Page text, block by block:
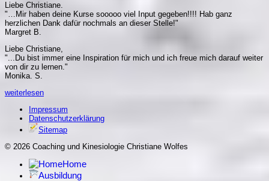
Liebe Christiane.
"…Mir haben deine Kurse sooooo viel Input gegeben!!!! Hab ganz
herzlichen Dank dafür nochmals an dieser Stelle!"
Margret B.
Liebe Christiane,
"...Du bist immer eine Inspiration für mich und ich freue mich darauf weiter
von dir zu lernen."
Monika. S.
weiterlesen
Impressum
Datenschutzerklärung
Sitemap
© 2026 Coaching und Kinesiologie Christiane Wolfes
Home
Ausbildung